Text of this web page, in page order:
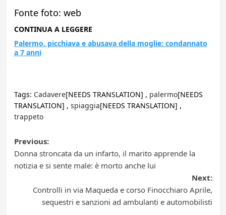
Fonte foto: web
CONTINUA A LEGGERE
Palermo, picchiava e abusava della moglie: condannato
a 7 anni
Tags: Cadavere[NEEDS TRANSLATION] , palermo[NEEDS
TRANSLATION] , spiaggia[NEEDS TRANSLATION] ,
trappeto
Post
navigation
Previous:
Donna stroncata da un infarto, il marito apprende la
notizia e si sente male: è morto anche lui
Next:
Controlli in via Maqueda e corso Finocchiaro Aprile,
sequestri e sanzioni ad ambulanti e automobilisti